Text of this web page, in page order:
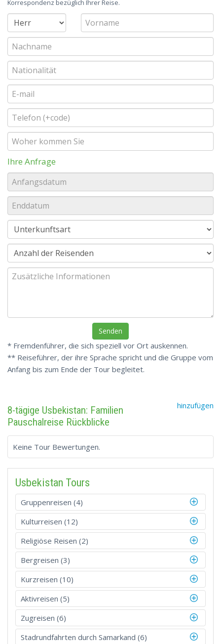
Korrespondenz bezüglich Ihrer Reise.
Ihre Anfrage
* Fremdenführer, die sich speziell vor Ort auskennen.
** Reiseführer, der ihre Sprache spricht und die Gruppe vom
Anfang bis zum Ende der Tour begleitet.
hinzufügen
8-tägige Usbekistan: Familien
Pauschalreise Rückblicke
Keine Tour Bewertungen.
Usbekistan Tours
Gruppenreisen (4)
Kulturreisen (12)
Religiöse Reisen (2)
Bergreisen (3)
Kurzreisen (10)
Aktivreisen (5)
Zugreisen (6)
Stadrundfahrten durch Samarkand (6)